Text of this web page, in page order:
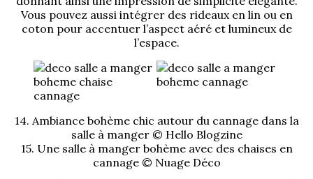
Vous pouvez aussi intégrer des rideaux en lin ou en
coton pour accentuer l’aspect aéré et lumineux de
l’espace.
14. Ambiance bohème chic autour du cannage dans la
salle à manger © Hello Blogzine
15. Une salle à manger bohème avec des chaises en
cannage © Nuage Déco